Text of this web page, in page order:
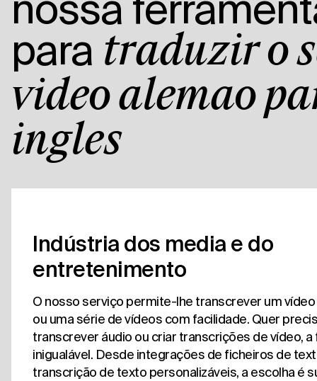
para traduzir o
vídeo alemão
inglês
Indústria dos media e do
entretenimento
O nosso serviço permite-lhe transcrever um vídeo
ou uma série de vídeos com facilidade. Quer
transcrever áudio ou criar transcrições de vídeo, a
inigualável. Desde integrações de ficheiros de
transcrição de texto personalizáveis, a escolha é